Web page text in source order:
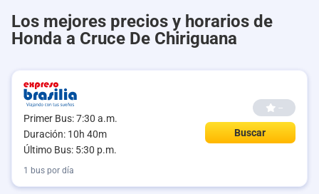
Los mejores precios y horarios de
Honda a Cruce De Chiriguana
Primer Bus: 7:30 a.m.
Duración: 10h 40m
Último Bus: 5:30 p.m.
--
Buscar
1 bus por día